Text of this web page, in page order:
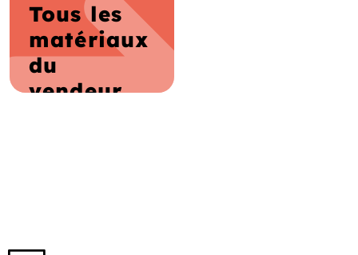
Tous les
matériaux
du
vendeur